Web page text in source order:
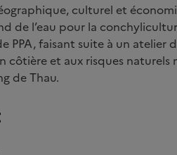
culturel et
de l’eau pour la
PPA, faisant suite à un atelier
côtière et aux risques naturels
de Thau.